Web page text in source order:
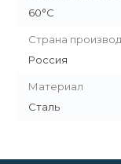
60°С
Страна
Россия
Материал
Сталь